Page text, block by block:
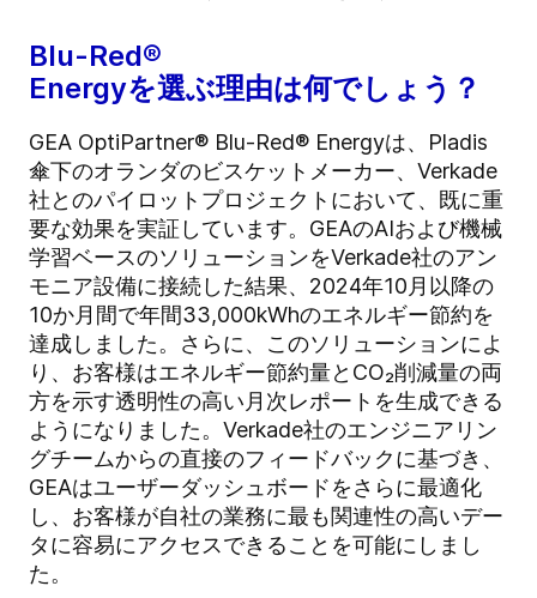
Blu-Red®
Energyを選ぶ理由は何でしょう？
GEA OptiPartner® Blu-Red® Energyは、Pladis
傘下のオランダのビスケットメーカー、Verkade
社とのパイロットプロジェクトにおいて、既に重
要な効果を実証しています。GEAのAIおよび機械
学習ベースのソリューションをVerkade社のアン
モニア設備に接続した結果、2024年10月以降の
10か月間で年間33,000kWhのエネルギー節約を
達成しました。さらに、このソリューションによ
り、お客様はエネルギー節約量とCO₂削減量の両
方を示す透明性の高い月次レポートを生成できる
ようになりました。Verkade社のエンジニアリン
グチームからの直接のフィードバックに基づき、
GEAはユーザーダッシュボードをさらに最適化
し、お客様が自社の業務に最も関連性の高いデー
タに容易にアクセスできることを可能にしまし
た。